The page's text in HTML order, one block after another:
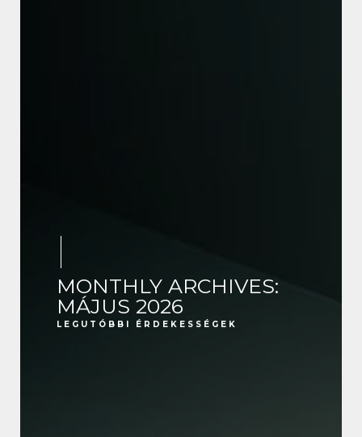
MONTHLY ARCHIVES:
MÁJUS 2026
LEGUTÓBBI ÉRDEKESSÉGEK